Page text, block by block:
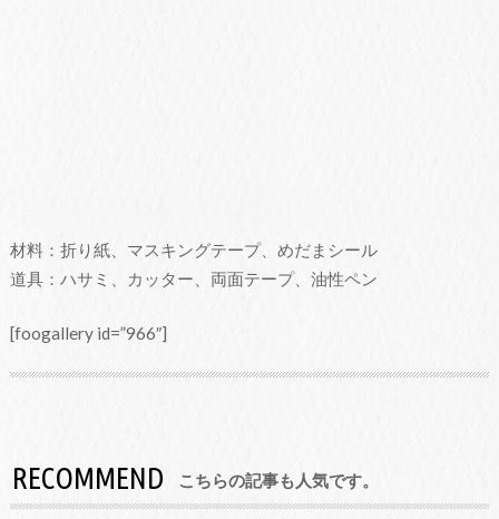
材料：折り紙、マスキングテープ、めだまシール
道具：ハサミ、カッター、両面テープ、油性ペン
[foogallery id=”966″]
RECOMMEND こちらの記事も人気です。